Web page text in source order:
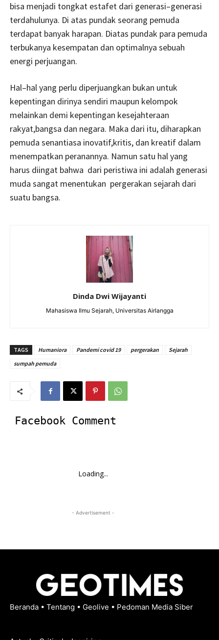
bisa menjadi tongkat estafet dari generasi–generasi
terdahulunya. Di atas pundak seorang pemuda
terdapat banyak harapan. Diatas pundak para pemuda
terbukanya kesempatan dan optimalnya sebuah
energi perjuangan.
Hal–hal yang perlu diperjuangkan bukan untuk
kepentingan dirinya sendiri maupun kelompok
melainkan demi kepentingan kesejahteraan
rakyat,bangsa dan negara. Maka dari itu, diharapkan
pemuda senantiasa inovatif,kritis, dan kreatif dalam
menempatkan peranannya. Namun satu hal yang
harus diingat bahwa dari peristiwa ini adalah generasi
muda sangat menentukan pergerakan sejarah dari
suatu bangsa.
Dinda Dwi Wijayanti
Mahasiswa Ilmu Sejarah, Universitas Airlangga
TAGS Humaniora Pandemi covid 19 pergerakan
Sejarah
sumpah pemuda
Facebook Comment
Loading...
- Advertisement -
Beranda • Tentang • Geolive • Pedoman Media Siber